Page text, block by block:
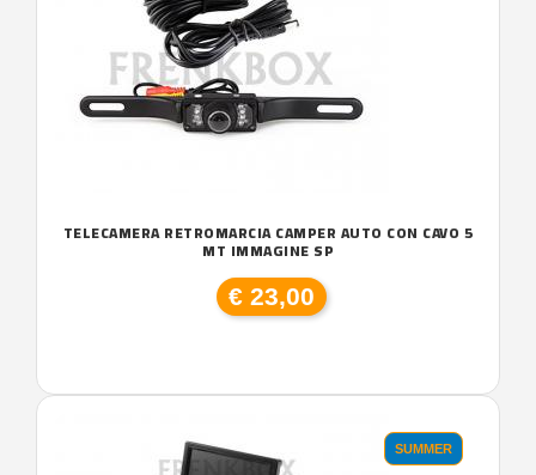
TELECAMERA RETROMARCIA CAMPER AUTO CON CAVO 5
MT IMMAGINE SP
€ 23,00
SUMMER